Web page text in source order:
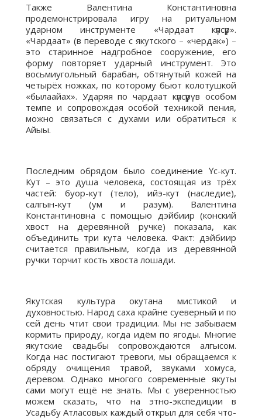
Также Валентина Константиновна
продемонстрировала игру на ритуальном
ударном инструменте «Чардаат күпсүүр».
«Чардаат» (в переводе с якутского – «чердак») –
это старинное надгробное сооружение, его
форму повторяет ударный инструмент. Это
восьмиугольный барабан, обтянутый кожей на
четырёх ножках, по которому бьют колотушкой
«былаайах». Ударяя по чардаат күпсүүрү в особом
темпе и сопровождая особой техникой пения,
можно связаться с духами или обратиться к
Айыы.
Последним обрядом было соединение Үс-кут.
Кут – это душа человека, состоящая из трёх
частей: буор-кут (тело), ийэ-кут (наследие),
салгын-кут (ум и разум). Валентина
Константиновна с помощью дэйбиир (конский
хвост на деревянной ручке) показала, как
объединить три кута человека. Факт: дэйбиир
считается правильным, когда из деревянной
ручки торчит кость хвоста лошади.
Якутская культура окутана мистикой и
духовностью. Народ саха крайне суеверный и по
сей день чтит свои традиции. Мы не забываем
кормить природу, когда идём по ягоды. Многие
якутские свадьбы сопровождаются алгысом.
Когда нас постигают тревоги, мы обращаемся к
обряду очищения травой, звуками хомуса,
деревом. Однако многого современные якуты
сами могут ещё не знать. Мы с уверенностью
можем сказать, что на этно-экспедиции в
Усадьбу Атласовых каждый открыл для себя что-